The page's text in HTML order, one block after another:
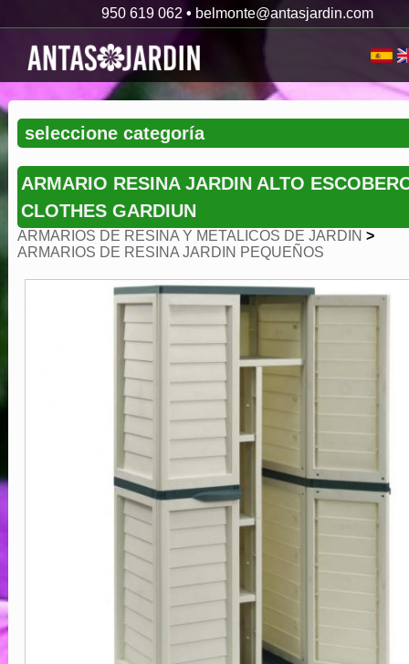
950 619 062 • belmonte@antasjardin.com
ARMARIO RESINA JARDIN ALTO
CLOTHES GARDIUN
ARMARIOS DE RESINA Y METALICOS DE JARDIN >
ARMARIOS DE RESINA JARDIN PEQUEÑOS